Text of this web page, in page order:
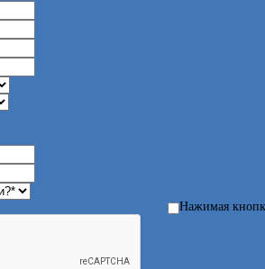
Нажимая